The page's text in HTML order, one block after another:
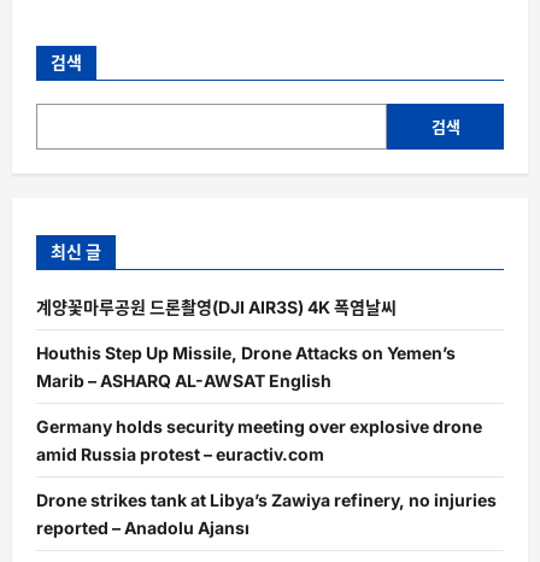
검색
검색
최신 글
계양꽃마루공원 드론촬영(DJI AIR3S) 4K 폭염날씨
Houthis Step Up Missile, Drone Attacks on Yemen’s
Marib – ASHARQ AL-AWSAT English
Germany holds security meeting over explosive drone
amid Russia protest – euractiv.com
Drone strikes tank at Libya’s Zawiya refinery, no injuries
reported – Anadolu Ajansı